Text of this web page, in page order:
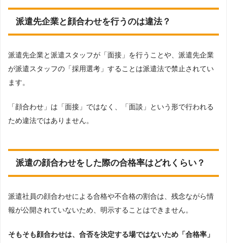
派遣先企業と顔合わせを行うのは違法？
派遣先企業と派遣スタッフが「面接」を行うことや、派遣先企業
が派遣スタッフの「採用選考」することは派遣法で禁止されてい
ます。
「顔合わせ」は「面接」ではなく、「面談」という形で行われる
ため違法ではありません。
派遣の顔合わせをした際の合格率はどれくらい？
派遣社員の顔合わせによる合格や不合格の割合は、残念ながら情
報が公開されていないため、明示することはできません。
そもそも顔合わせは、合否を決定する場ではないため「合格率」